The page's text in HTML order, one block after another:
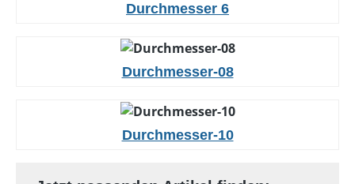
Durchmesser 6
Durchmesser-08
Durchmesser-10